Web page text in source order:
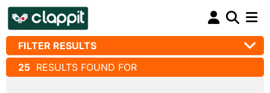
FILTER RESULTS
25 RESULTS FOUND FOR